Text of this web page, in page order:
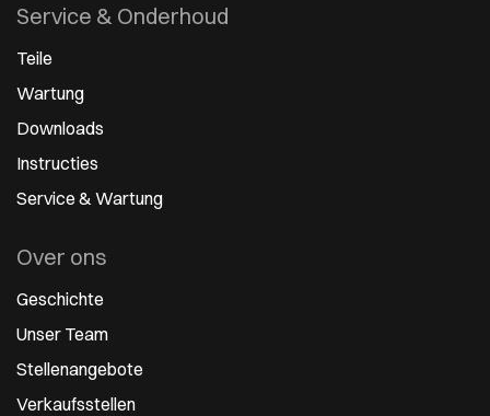
Service & Onderhoud
Teile
Wartung
Downloads
Instructies
Service & Wartung
Over ons
Geschichte
Unser Team
Stellenangebote
Verkaufsstellen